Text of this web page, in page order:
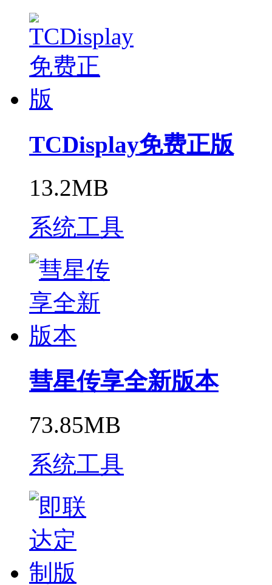
TCDisplay免费正版
13.2MB
系统工具
彗星传享全新版本
73.85MB
系统工具